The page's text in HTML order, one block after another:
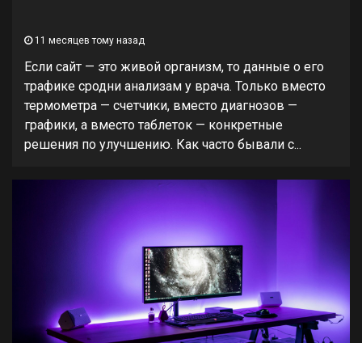
11 месяцев тому назад
Если сайт — это живой организм, то данные о его
трафике сродни анализам у врача. Только вместо
термометра — счетчики, вместо диагнозов —
графики, а вместо таблеток — конкретные
решения по улучшению. Как часто бывали с...